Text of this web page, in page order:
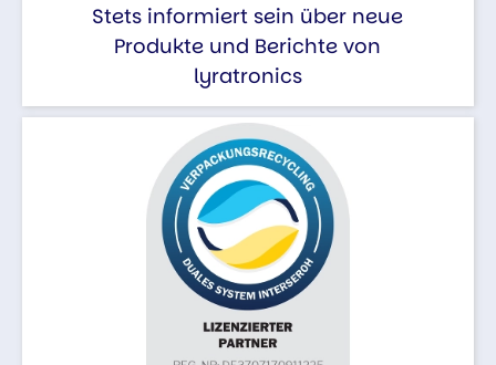
Stets informiert sein über neue
Produkte und Berichte von
lyratronics